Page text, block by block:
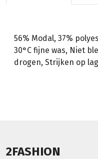
56% Modal, 37%
30°C fijne was, Niet
drogen, Strijken op
2FASHION